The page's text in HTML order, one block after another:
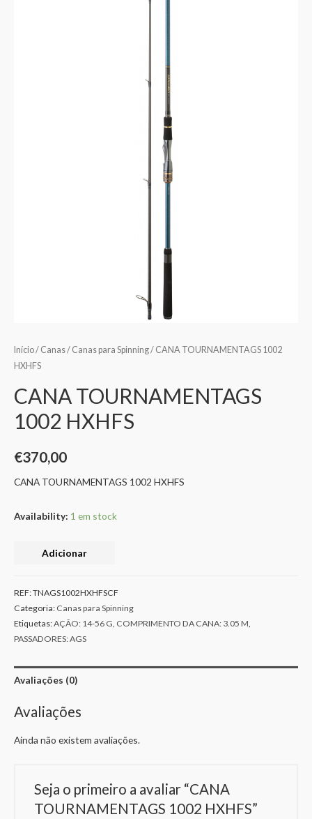
Início/ Canas/ Canas para Spinning/ CANA TOURNAMENTAGS 1002
HXHFS
CANA TOURNAMENTAGS
1002 HXHFS
€370,00
CANA TOURNAMENTAGS 1002 HXHFS
Availability: 1 em stock
Adicionar
REF:TNAGS1002HXHFSCF
Categoria: Canas para Spinning
Etiquetas:AÇÃO: 14-56 G COMPRIMENTO DA CANA: 3.05 M
PASSADORES: AGS
Avaliações (0)
Avaliações
Ainda não existem avaliações.
Seja o primeiro a avaliar “CANA
TOURNAMENTAGS 1002 HXHFS”